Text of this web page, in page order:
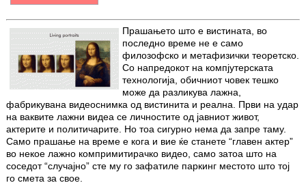
Прашањето што е вистината, во
последно време не е само
филозофско и мета­физички теоретско.
Со напредокот на компјутерската
технологија, обичниот човек тешко
може да разликува лажна,
фабрикувана видеоснимка од вистинита и реална. Први на удар
на ваквите лажни видеа се личностите од јавниот живот,
актерите и политичарите. Но тоа сигурно нема да запре таму.
Само прашање на време е кога и вие ќе станете “главен актер”
во некое лажно компримитирачко видео, само затоа што на
соседот “случајно” сте му го зафатиле паркинг местото што тој
го смета за свое.